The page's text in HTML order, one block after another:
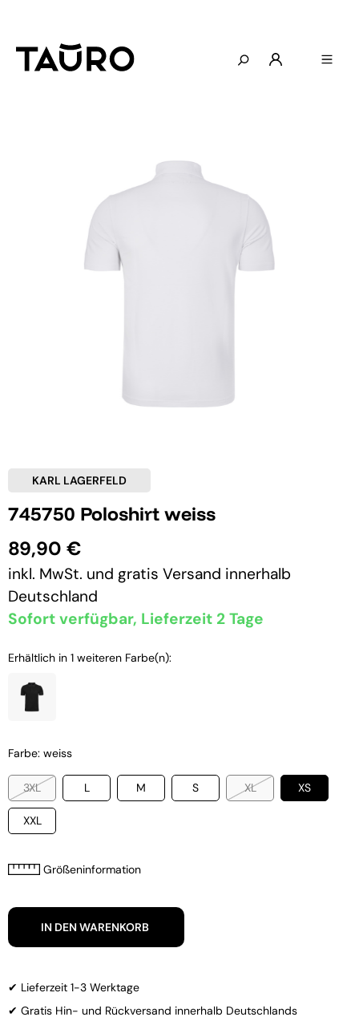
KARL LAGERFELD
745750 Poloshirt weiss
89,90 €
inkl. MwSt. und gratis Versand innerhalb
Deutschland
Sofort verfügbar, Lieferzeit 2 Tage
Erhältlich in 1 weiteren Farbe(n):
Farbe: weiss
3XL L M S XL XS
XXL
Größeninformation
IN DEN WARENKORB
✔ Lieferzeit 1-3 Werktage
✔ Gratis Hin- und Rückversand innerhalb Deutschlands